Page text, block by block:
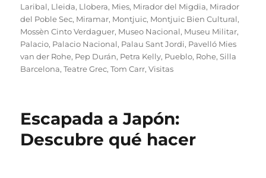
Laribal, Lleida, Llobera, Mies, Mirador del Migdia, Mirador
del Poble Sec, Miramar, Montjuic, Montjuic Bien Cultural,
Mossèn Cinto Verdaguer, Museo Nacional, Museu Militar,
Palacio, Palacio Nacional, Palau Sant Jordi, Pavelló Mies
van der Rohe, Pep Durán, Petra Kelly, Pueblo, Rohe,Silla
Barcelona,Teatre Grec,Tom Carr,Visitas
Escapada a Japón:
Descubre qué hacer